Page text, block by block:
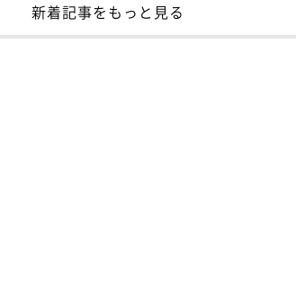
新着記事をもっと見る